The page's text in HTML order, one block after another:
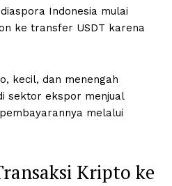
Indonesia mulai
ke transfer USDT karena
kecil, dan menengah
sektor ekspor menjual
melalui
Kripto ke